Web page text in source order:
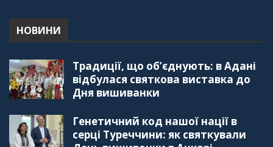
рада українських громад Туреччини
56:20
"Дзеркало діаспори". Випуск 3. Вища освіта:
59:38
НОВИНИ
Традиції, що об’єднують: в Адані
відбулася святкова виставка до
Дня вишиванки
Генетичний код нашої нації в
серці Туреччини: як святкували